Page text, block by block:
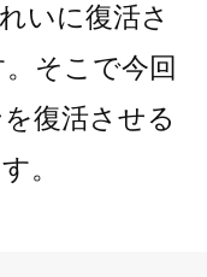
いに復活さ
そこで今回
復活させる
。